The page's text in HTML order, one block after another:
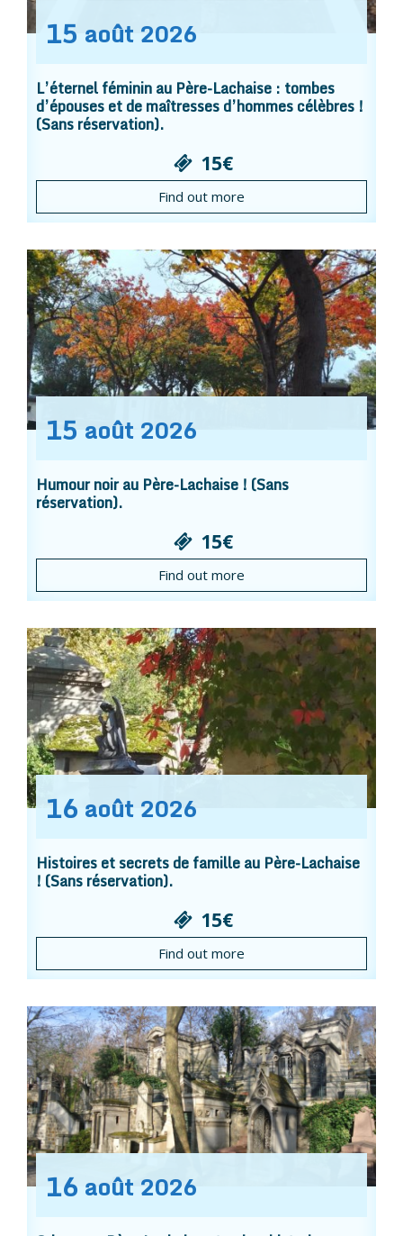
15 août 2026
L’éternel féminin au Père-Lachaise : tombes
d’épouses et de maîtresses d’hommes célèbres !
(Sans réservation).
15€
Find out more
15 août 2026
Humour noir au Père-Lachaise ! (Sans
réservation).
15€
Find out more
16 août 2026
Histoires et secrets de famille au Père-Lachaise
! (Sans réservation).
15€
Find out more
16 août 2026